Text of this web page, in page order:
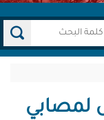
لمصابي